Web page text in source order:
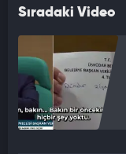
Sıradaki Video